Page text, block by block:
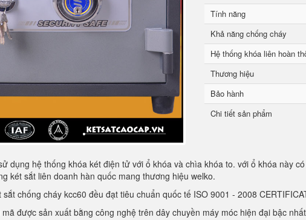
Tính năng
Khả năng chống cháy
Hệ thống khóa liên hoàn
Thương hiệu
Bảo hành
Chi tiết sản phẩm
dụng hệ thống khóa két điện tử với ổ khóa và chìa khóa to. với ổ khóa này
két sắt liên doanh hàn quốc mang thương hiệu welko.
chống cháy kcc60 đều đạt tiêu chuẩn quốc tế ISO 9001 - 2008
được sản xuất bằng công nghệ trên dây chuyền máy móc hiện đại bậc